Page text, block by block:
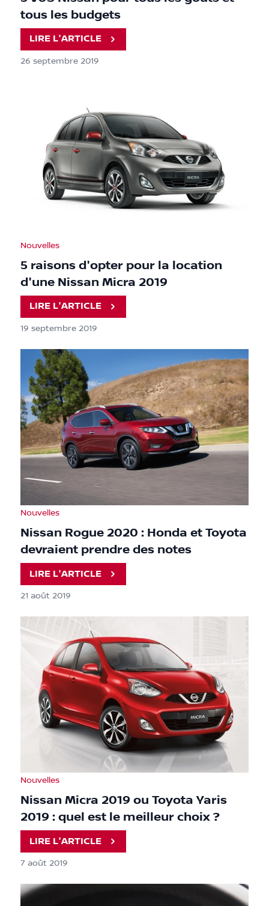
tous les budgets
LIRE L'ARTICLE
26 septembre 2019
Nouvelles
5 raisons d'opter pour la location
d'une Nissan Micra 2019
LIRE L'ARTICLE
19 septembre 2019
Nouvelles
Nissan Rogue 2020 : Honda et Toyota
devraient prendre des notes
LIRE L'ARTICLE
21 août 2019
Nouvelles
Nissan Micra 2019 ou Toyota Yaris
2019 : quel est le meilleur choix ?
LIRE L'ARTICLE
7 août 2019